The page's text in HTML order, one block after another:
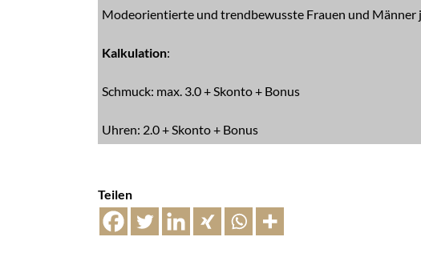
Modeorientierte und trendbewusste Frauen und Männer
Kalkulation:
Schmuck: max. 3.0 + Skonto + Bonus
Uhren: 2.0 + Skonto + Bonus
Teilen